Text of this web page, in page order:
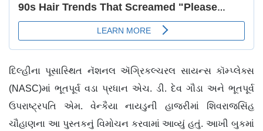
દિલ્હીના પૂસાસ્થિત નૅશનલ ઍગ્રિકલ્ચરલ સાયન્સ કૉમ્પ્લેક્સ
(NASC)માં ભૂતપૂર્વ વડા પ્રધાન એચ. ડી. દેવ ગૌડા અને ભૂતપૂર્વ
ઉપરાષ્ટ્રપતિ એમ. વેન્કૈયા નાયડુની હાજરીમાં શિવરાજસિંહ
ચૌહાણના આ પુસ્તકનું વિમોચન કરવામાં આવ્યું હતું. આખી બુકમાં